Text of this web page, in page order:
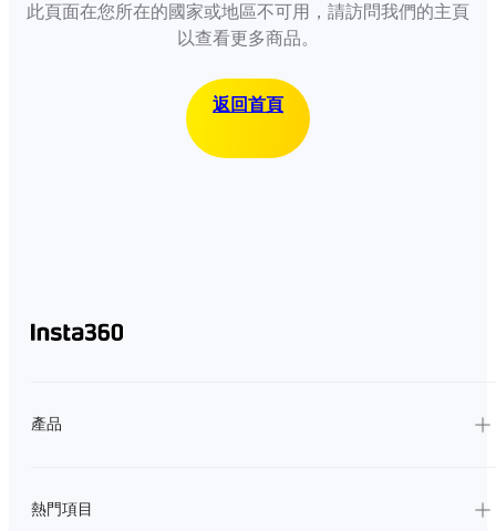
此頁面在您所在的國家或地區不可用，請訪問我們的主頁
以查看更多商品。
返回首頁
產品
熱門項目